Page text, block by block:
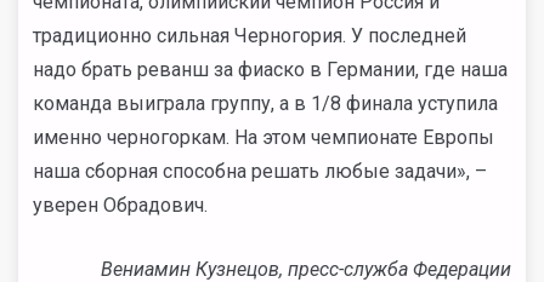
традиционно сильная Черногория. У последней
надо брать реванш за фиаско в Германии, где наша
команда выиграла группу, а в 1/8 финала уступила
именно черногоркам. На этом чемпионате Европы
наша сборная способна решать любые задачи», –
уверен Обрадович.
Вениамин Кузнецов, пресс-служба Федерации